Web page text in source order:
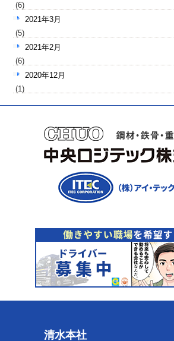
(6)
2021年3月
(5)
2021年2月
(6)
2020年12月
(1)
清水本社